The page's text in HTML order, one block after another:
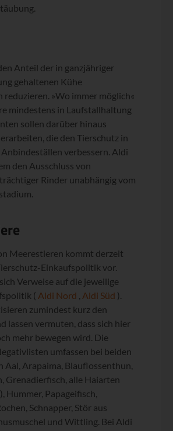
Anteil der in ganzjähriger
gehaltenen Kühe
»Wo immer möglich«
mindestens in Laufstallhaltung
sollen darüber hinaus
die den Tierschutz in
verbessern. Aldi
den Ausschluss von
Rinder unabhängig vom
Meerestieren kommt derzeit
Einkaufspolitik vor.
Verweise auf die jeweilige
( Aldi Nord Aldi Süd ).
zumindest kurz den
lassen vermuten, dass sich hier
mehr bewegen wird. Die
umfassen bei beiden
Aal, Arapaima, Blauflossenthun,
Grenadierfisch, alle Haiarten
Hummer, Papageifisch,
Schnapper, Stör aus
und Wittling. Bei Aldi